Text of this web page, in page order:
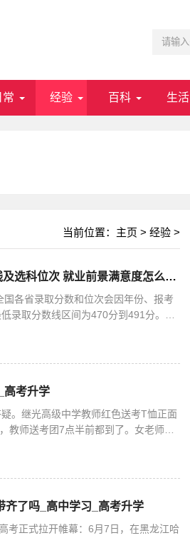
常 经验 百科 生活
当前位置： 主页 > 经验 >
2025枣庄学院数学与应用数学专业各省分数线及选科位次 就业前景满意度怎么样_高中学习_高考升学
各省录取分数和位次会因年份、报考
录取分数线区间为470分到491分。在
高考升学
。继光高级中学教师红色送考T恤正面
教师送考团7点半前都到了。女老师穿
齐了吗_高中学习_高考升学
考正式拉开帷幕：6月7日，在黑龙江哈